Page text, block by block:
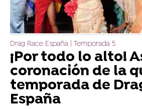
Drag Race España | Temporada 5
¡Por todo lo alto!
coronación de la
temporada de
España